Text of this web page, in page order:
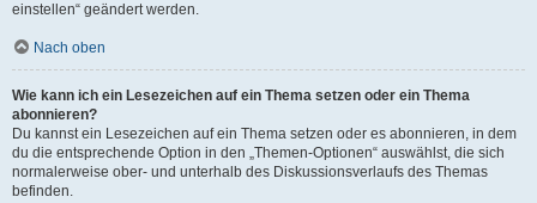
einstellen“ geändert werden.
Nach oben
Wie kann ich ein Lesezeichen auf ein Thema setzen oder ein Thema
abonnieren?
Du kannst ein Lesezeichen auf ein Thema setzen oder es abonnieren, in dem
du die entsprechende Option in den „Themen-Optionen“ auswählst, die sich
normalerweise ober- und unterhalb des Diskussionsverlaufs des Themas
befinden.